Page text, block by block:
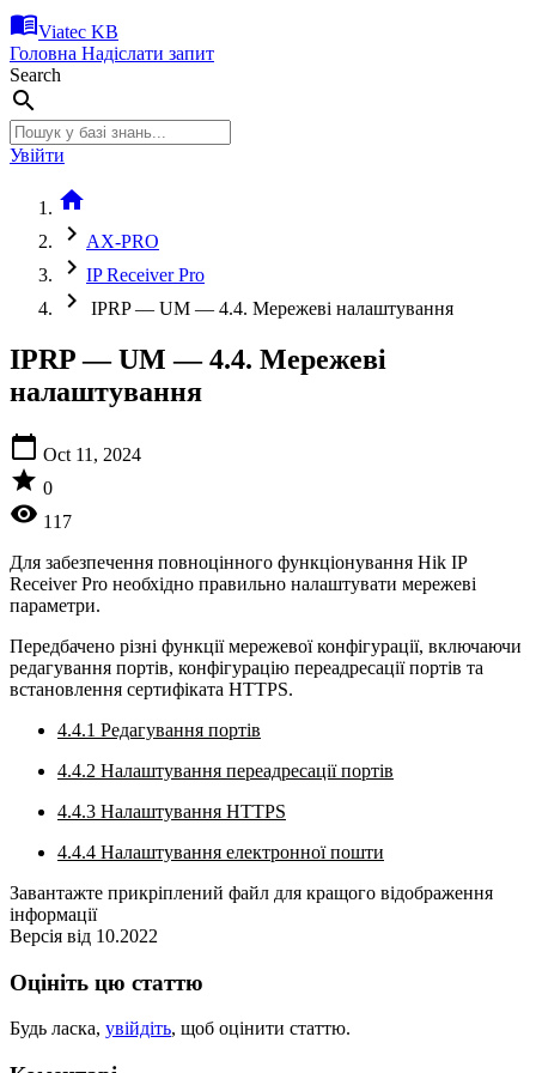
menu_bookViatec KB
Головна Надіслати запит
Search
search
Увійти
home
chevron_right AX-PRO
chevron_right IP Receiver Pro
chevron_right IPRP — UM — 4.4. Мережеві налаштування
IPRP — UM — 4.4. Мережеві
налаштування
calendar_today Oct 11, 2024
star 0
visibility 117
Для забезпечення повноцінного функціонування Hik IP
Receiver Pro необхідно правильно налаштувати мережеві
параметри.
Передбачено різні функції мережевої конфігурації, включаючи
редагування портів, конфігурацію переадресації портів та
встановлення сертифіката HTTPS.
4.4.1 Редагування портів
4.4.2 Налаштування переадресації портів
4.4.3 Налаштування HTTPS
4.4.4 Налаштування електронної пошти
Завантажте прикріплений файл для кращого відображення
інформації
Версія від 10.2022
Оцініть цю статтю
Будь ласка, увійдіть, щоб оцінити статтю.